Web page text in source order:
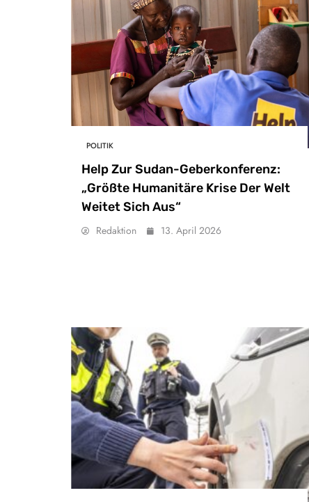
POLITIK
Help Zur Sudan-Geberkonferenz:
„Größte Humanitäre Krise Der Welt
Weitet Sich Aus“
Redaktion 13. April 2026